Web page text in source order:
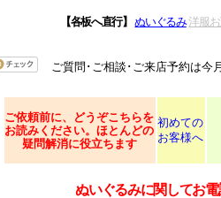
【各板へ直行】 ぬいぐるみ 洋服
ご質問･ご相談･ご来店予約は今
ご依頼前に、どうぞこちらを
お読みください。ほとんどの
疑問解消に役立ちます
初めての
お客様へ
ぬいぐるみに関してお